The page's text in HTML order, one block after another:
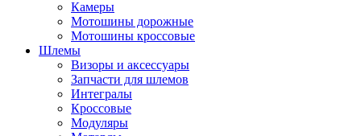
Камеры
Мотошины дорожные
Мотошины кроссовые
Шлемы
Визоры и аксессуары
Запчасти для шлемов
Интегралы
Кроссовые
Модуляры